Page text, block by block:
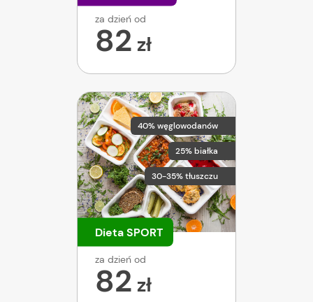
za dzień od
82 zł
40% węglowodanów
25% białka
30-35% tłuszczu
Dieta SPORT
za dzień od
82 zł